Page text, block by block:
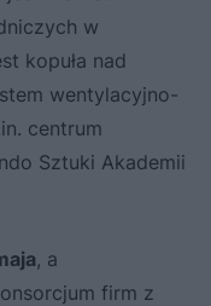
w
kopuła nad
wentylacyjno-
centrum
Sztuki Akademii
, a
firm z